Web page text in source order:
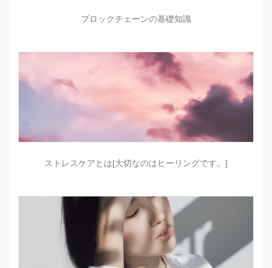
ブロックチェーンの基礎知識
ストレスケアとは[大切なのはヒーリングです。]